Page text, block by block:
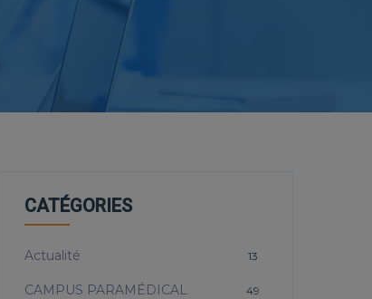
CATÉGORIES
Actualité 13
CAMPUS PARAMÉDICAL 49